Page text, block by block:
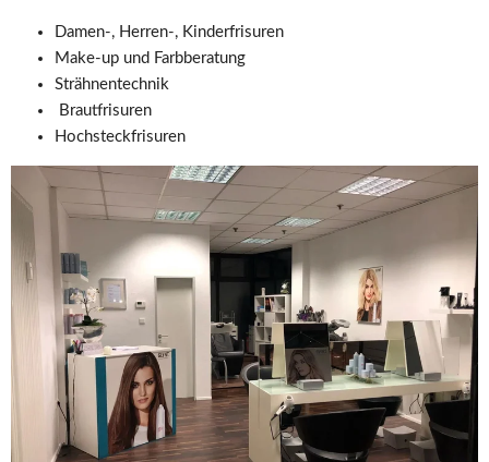
Damen-, Herren-, Kinderfrisuren
Make-up und Farbberatung
Strähnentechnik
Brautfrisuren
Hochsteckfrisuren